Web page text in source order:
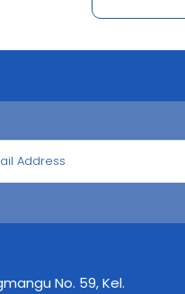
No. 59, Kel.